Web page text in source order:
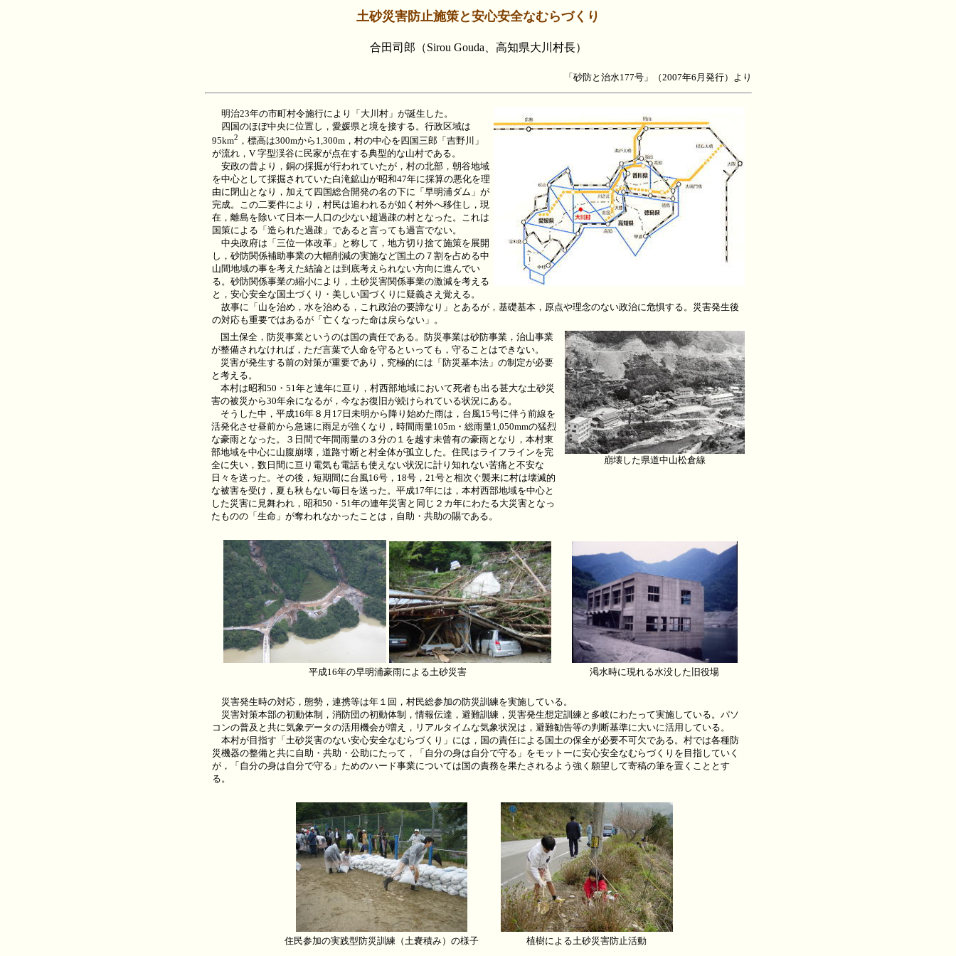
土砂災害防止施策と安心安全なむらづくり
合田司郎（Sirou Gouda、高知県大川村長）
「砂防と治水177号」（2007年6月発行）より
明治23年の市町村令施行により「大川村」が誕生した。
四国のほぼ中央に位置し，愛媛県と境を接する。行政区域は
95km2 ，標高は300mから1,300m，村の中心を四国三郎「吉野川」
が流れ，V 字型渓谷に民家が点在する典型的な山村である。
安政の昔より，銅の採掘が行われていたが，村の北部，朝谷地域
を中心として採掘されていた白滝鉱山が昭和47年に採算の悪化を理
由に閉山となり，加えて四国総合開発の名の下に「早明浦ダム」が
完成。この二要件により，村民は追われるが如く村外へ移住し，現
在，離島を除いて日本一人口の少ない超過疎の村となった。これは
国策による「造られた過疎」であると言っても過言でない。
中央政府は「三位一体改革」と称して，地方切り捨て施策を展開
し，砂防関係補助事業の大幅削減の実施など国土の７割を占める中
山間地域の事を考えた結論とは到底考えられない方向に進んでい
る。砂防関係事業の縮小により，土砂災害関係事業の激減を考える
と，安心安全な国土づくり・美しい国づくりに疑義さえ覚える。
故事に「山を治め，水を治める，これ政治の要諦なり」とあるが，基礎基本，原点や理念のない政治に危惧する。災害発生後
の対応も重要ではあるが「亡くなった命は戻らない」。
国土保全，防災事業というのは国の責任である。防災事業は砂防事業，治山事業
が整備されなければ，ただ言葉で人命を守るといっても，守ることはできない。
災害が発生する前の対策が重要であり，究極的には「防災基本法」の制定が必要
と考える。
本村は昭和50・51年と連年に亘り，村西部地域において死者も出る甚大な土砂災
害の被災から30年余になるが，今なお復旧が続けられている状況にある。
そうした中，平成16年８月17日未明から降り始めた雨は，台風15号に伴う前線を
活発化させ昼前から急速に雨足が強くなり，時間雨量105m・総雨量1,050mmの猛烈
な豪雨となった。３日間で年間雨量の３分の１を越す未曾有の豪雨となり，本村東
部地域を中心に山腹崩壊，道路寸断と村全体が孤立した。住民はライフラインを完
全に失い，数日間に亘り電気も電話も使えない状況に計り知れない苦痛と不安な
日々を送った。その後，短期間に台風16号，18号，21号と相次ぐ襲来に村は壊滅的
な被害を受け，夏も秋もない毎日を送った。平成17年には，本村西部地域を中心と
した災害に見舞われ，昭和50・51年の連年災害と同じ２カ年にわたる大災害となっ
たものの「生命」が奪われなかったことは，自助・共助の賜である。
崩壊した県道中山松倉線
平成16年の早明浦豪雨による土砂災害 渇水時に現れる水没した旧役場
災害発生時の対応，態勢，連携等は年１回，村民総参加の防災訓練を実施している。
災害対策本部の初動体制，消防団の初動体制，情報伝達，避難訓練，災害発生想定訓練と多岐にわたって実施している。パソ
コンの普及と共に気象データの活用機会が増え，リアルタイムな気象状況は，避難勧告等の判断基準に大いに活用している。
本村が目指す「土砂災害のない安心安全なむらづくり」には，国の責任による国土の保全が必要不可欠である。村では各種防
災機器の整備と共に自助・共助・公助にたって，「自分の身は自分で守る」をモットーに安心安全なむらづくりを目指していく
が，「自分の身は自分で守る」ためのハード事業については国の責務を果たされるよう強く願望して寄稿の筆を置くこととす
る。
住民参加の実践型防災訓練（土嚢積み）の様子 植樹による土砂災害防止活動